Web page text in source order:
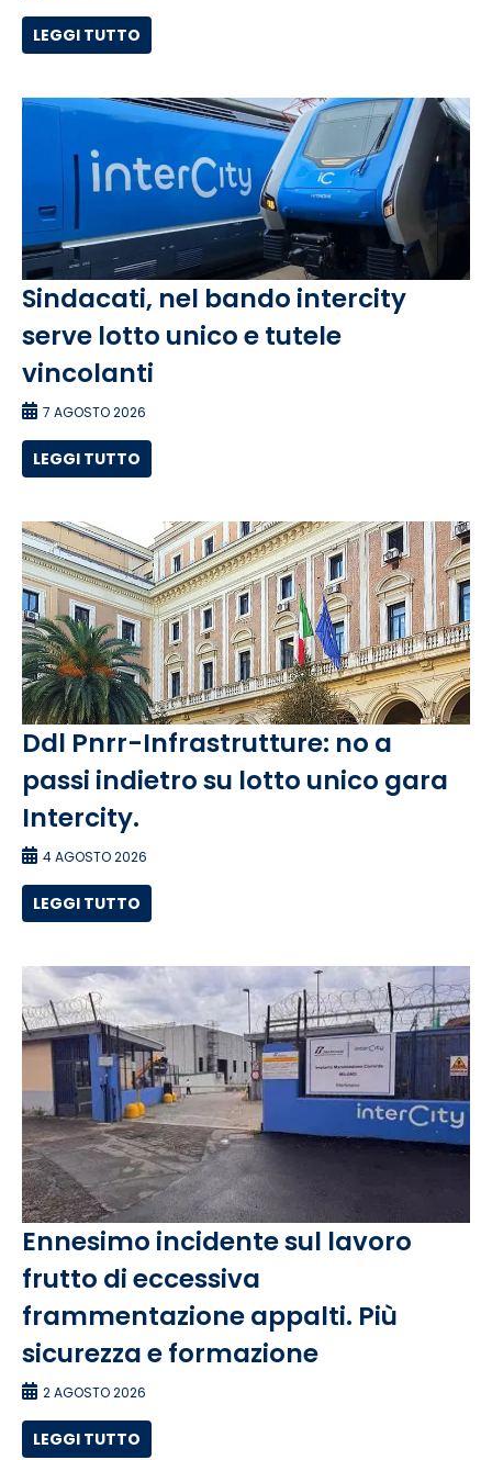
LEGGI TUTTO
Sindacati, nel bando intercity
serve lotto unico e tutele
vincolanti
7 AGOSTO 2026
LEGGI TUTTO
Ddl Pnrr-Infrastrutture: no a
passi indietro su lotto unico gara
Intercity.
4 AGOSTO 2026
LEGGI TUTTO
Ennesimo incidente sul lavoro
frutto di eccessiva
frammentazione appalti. Più
sicurezza e formazione
2 AGOSTO 2026
LEGGI TUTTO